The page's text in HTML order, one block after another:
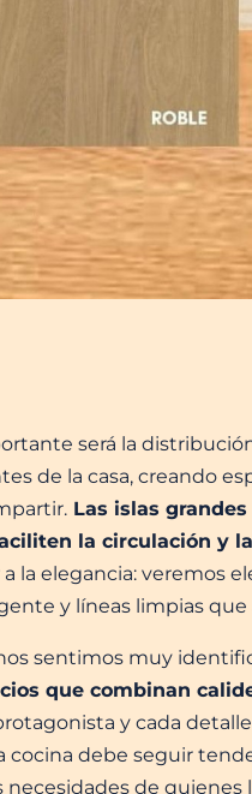
será la
de la casa, creando
Las islas
la circulación y
la elegancia: veremos
y líneas limpias
sentimos muy
que combinan
y cada
cocina debe seguir
necesidades de quienes